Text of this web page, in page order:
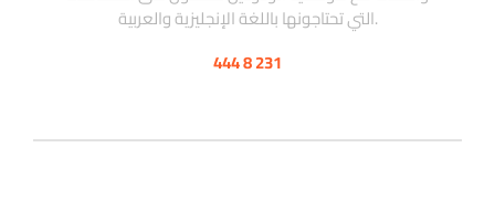
التي تحتاجونها باللغة الإنجليزية والعربية.
444 8 231